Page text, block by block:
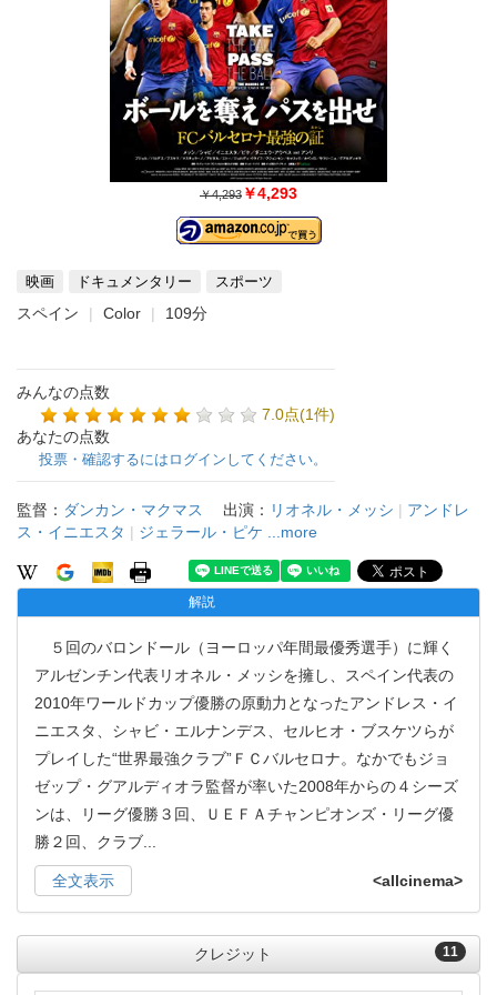
￥4,293 ￥4,293
映画 ドキュメンタリー スポーツ
スペイン Color 109分
みんなの点数
7.0点(1件)
あなたの点数
投票・確認するにはログインしてください。
監督： ダンカン・マクマス 出演： リオネル・メッシ | アンドレ
ス・イニエスタ | ジェラール・ピケ ...more
解説
５回のバロンドール（ヨーロッパ年間最優秀選手）に輝く
アルゼンチン代表リオネル・メッシを擁し、スペイン代表の
2010年ワールドカップ優勝の原動力となったアンドレス・イ
ニエスタ、シャビ・エルナンデス、セルヒオ・ブスケツらが
プレイした“世界最強クラブ”ＦＣバルセロナ。なかでもジョ
ゼップ・グアルディオラ監督が率いた2008年からの４シーズ
ンは、リーグ優勝３回、ＵＥＦＡチャンピオンズ・リーグ優
勝２回、クラブ
全文表示 <allcinema>
11
クレジット